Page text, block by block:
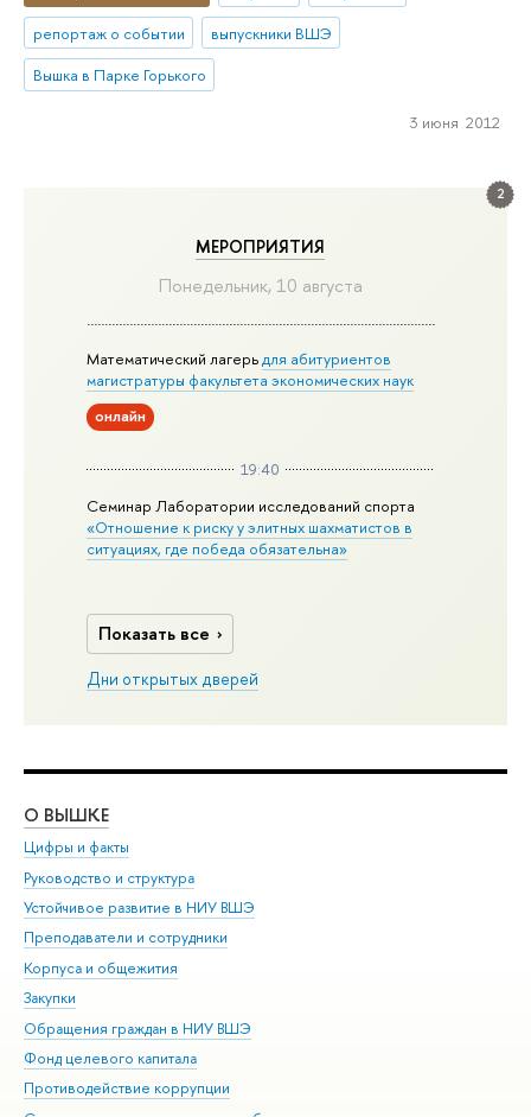
2
МЕРОПРИЯТИЯ
Понедельник, 10 августа
Математический лагерьдля абитуриентов
магистратуры факультета экономических наук
онлайн
19:40
Семинар Лаборатории исследований спорта
«Отношение к риску у элитных шахматистов в
ситуациях, где победа обязательна»
Показать все
Дни открытых дверей
репортаж о событии
выпускники ВШЭ
Вышка в Парке Горького
3 июня 2012
О ВЫШКЕ
Цифры и факты
Руководство и структура
Устойчивое развитие в НИУ ВШЭ
Преподаватели и сотрудники
Корпуса и общежития
Закупки
Обращения граждан в НИУ ВШЭ
Фонд целевого капитала
Противодействие коррупции